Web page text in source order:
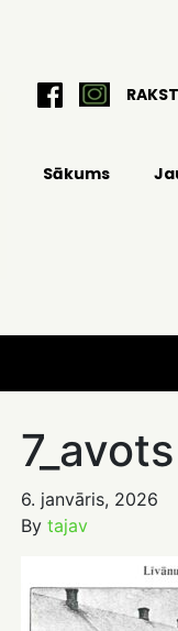
Sākums
7_avots
6. janvāris, 2026
By tajav